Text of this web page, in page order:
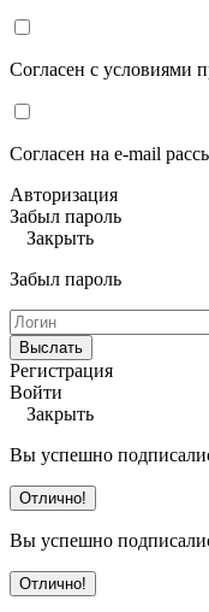
Согласен с условиями
Согласен на e-mail
Авторизация
Забыл пароль
Закрыть
Забыл пароль
Выслать
Регистрация
Войти
Закрыть
Вы успешно
Отлично!
Вы успешно
Отлично!